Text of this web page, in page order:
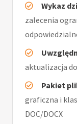
Wykaz
zalecenia
aktualizacja
Pakiet
graficzna i
DOC/DOCX